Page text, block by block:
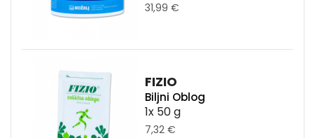
31,99 €
FIZIO
Biljni Oblog
1x 50 g
7,32 €